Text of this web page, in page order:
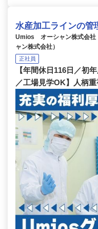
水産加工ラインの管
Umios オーシャン株式会社
ャン株式会社）
正社員
【年間休日116日／初
／工場見学OK】人柄重